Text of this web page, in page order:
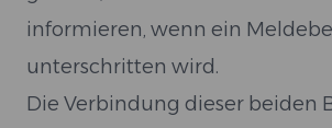
informieren, wenn ein
unterschritten wird.
Die Verbindung dieser beiden